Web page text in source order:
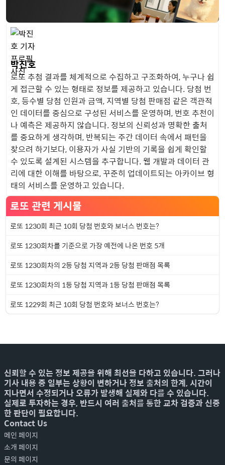
박진호
로또 추첨 결과를 체계적으로 수집하고 구조화하여, 누구나 쉽
게 접근할 수 있는 형태로 정보를 제공하고 있습니다. 당첨 번
호, 등수별 당첨 인원과 금액, 지역별 당첨 판매점 같은 객관적
인 데이터를 중심으로 구성된 서비스를 운영하며, 번호 추천이
나 예측은 제공하지 않습니다. 정보의 신뢰성과 명확한 출처
를 중요하게 생각하며, 반복되는 주간 데이터 속에서 패턴을
찾으려 하기보다, 이용자가 사실 기반의 기록을 쉽게 확인할
수 있도록 설계된 시스템을 추구합니다. 웹 개발과 데이터 관
리에 대한 이해를 바탕으로, 꾸준히 업데이트되는 아카이브 형
태의 서비스를 운영하고 있습니다.
로또 관련 게시물
로또 1230회 최근 10회 당첨 번호와 보너스 번호는?
로또 1230회차를 기준으로 가장 예전에 나온 번호 5개
로또 1230회차의 2등 당첨 지역과 2등 당첨 판매점 목록
로또 1230회차의 1등 당첨 지역과 1등 당첨 판매점 목록
로또 1229회 최근 10회 당첨 번호와 보너스 번호는?
신뢰할 수 있는 정보 제공을 위해 최선을 다하고 있습니다. 그러나
기사 내용 중 일부는 상황이 변하거나 정보 출처의 한계, 시간이
지나면서 수정되거나 오류가 발생해 실제와 다를 수 있습니다.
실제로 투자하는 경우, 반드시 여러 출처를 통한 교차 검증과 신중
한 판단이 필요합니다.
Contact Us
메인 페이지
소개 페이지
문의 페이지